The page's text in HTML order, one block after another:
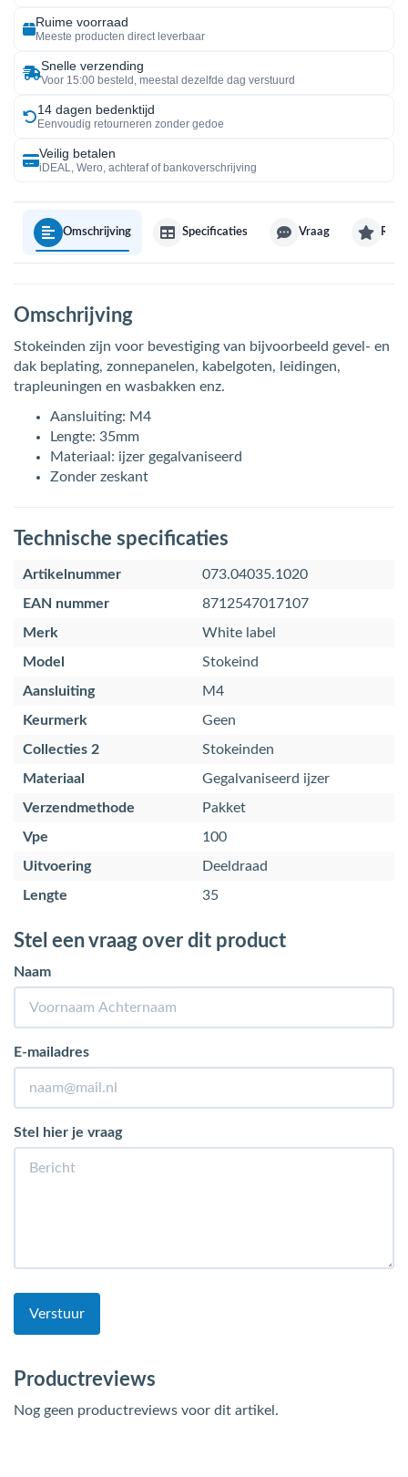
Ruime voorraad
Meeste producten direct leverbaar
Snelle verzending
Voor 15:00 besteld, meestal dezelfde dag verstuurd
14 dagen bedenktijd
Eenvoudig retourneren zonder gedoe
Veilig betalen
iDEAL, Wero, achteraf of bankoverschrijving
Omschrijving Specificaties Vraag
Omschrijving
Stokeinden zijn voor bevestiging van bijvoorbeeld gevel- en
dak beplating, zonnepanelen, kabelgoten, leidingen,
trapleuningen en wasbakken enz.
Aansluiting: M4
Lengte: 35mm
Materiaal: ijzer gegalvaniseerd
Zonder zeskant
Technische specificaties
Artikelnummer
073.04035.1020
EAN nummer
8712547017107
Merk
White label
Model
Stokeind
Aansluiting
M4
Keurmerk
Geen
Collecties 2
Stokeinden
Materiaal
Gegalvaniseerd ijzer
Verzendmethode
Pakket
Vpe
100
Uitvoering
Deeldraad
Lengte
35
Stel een vraag over dit product
Naam
E-mailadres
Stel hier je vraag
Verstuur
Productreviews
Nog geen productreviews voor dit artikel.